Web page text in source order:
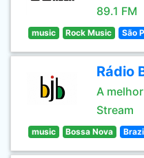
89.1 FM
music Rock Music São
Rádio
A
Stream
music Bossa Nova